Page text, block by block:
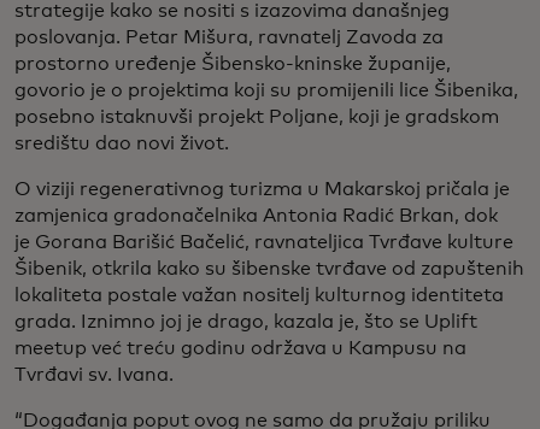
strategije kako se nositi s izazovima današnjeg
poslovanja. Petar Mišura, ravnatelj Zavoda za
prostorno uređenje Šibensko-kninske županije,
govorio je o projektima koji su promijenili lice Šibenika,
posebno istaknuvši projekt Poljane, koji je gradskom
središtu dao novi život.
O viziji regenerativnog turizma u Makarskoj pričala je
zamjenica gradonačelnika Antonia Radić Brkan, dok
je Gorana Barišić Bačelić, ravnateljica Tvrđave kulture
Šibenik, otkrila kako su šibenske tvrđave od zapuštenih
lokaliteta postale važan nositelj kulturnog identiteta
grada. Iznimno joj je drago, kazala je, što se Uplift
meetup već treću godinu održava u Kampusu na
Tvrđavi sv. Ivana.
“Događanja poput ovog ne samo da pružaju priliku